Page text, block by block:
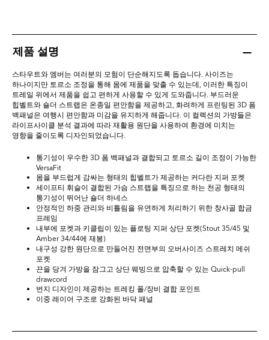
제품 설명
스타우트와 엠버는 여러분의 모험이 단순해지도록 돕습니다. 사이즈는
하나이지만 토르소 조정을 통해 몸에 제품을 맞출 수 있는데, 이러한 특징이
트레일 위에서 제품을 쉽고 편하게 사용할 수 있게 도와줍니다. 부드러운
힙벨트와 숄더 스트랩은 온종일 편안함을 제공하고, 화려하게 프린팅된 3D 폼
백패널은 여행시 편안함과 미감을 유지하게 해줍니다. 이 컬렉션의 가방들은
라이프사이클 분석 결과에 따라 재활용 원단을 사용하여 환경에 미치는
영향을 줄이도록 디자인되었습니다.
통기성이 우수한 3D 폼 백패널과 결합되고 토르소 길이 조정이 가능한
VersaFit
몸을 부드럽게 감싸는 형태의 힙벨트가 제공하는 커다란 지퍼 포켓
세이프티 휘슬이 결합된 가슴 스트랩을 특징으로 하는 천공 형태의
통기성이 뛰어난 숄더 하네스
안정적인 하중 관리와 비틀림을 유연하게 처리하기 위한 창사골 합금
프레임
내부에 포켓과 키클립이 있는 플로팅 지퍼 상단 포켓(Stout 35/45 및
Amber 34/44에 재봉)
내구성 강한 원단으로 만들어진 전면부의 오버사이즈 스트레치 메쉬
포켓
끈을 당겨 가방을 잠그고 상단 웨빙으로 압축할 수 있는 Quick-pull
drawcord
번지 디자인이 제공하는 트레킹 폴/장비 결합 포인트
이중 레이어 구조로 강화된 바닥 패널